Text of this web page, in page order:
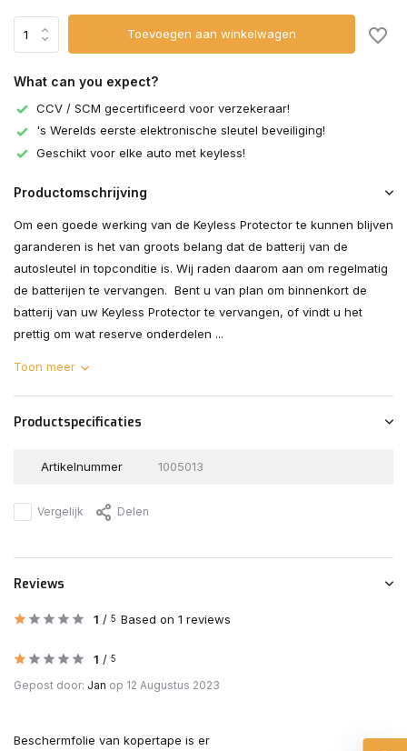
Toevoegen aan winkelwagen
What can you expect?
CCV / SCM gecertificeerd voor verzekeraar!
's Werelds eerste elektronische sleutel beveiliging!
Geschikt voor elke auto met keyless!
Productomschrijving
Om een goede werking van de Keyless Protector te kunnen blijven
garanderen is het van groots belang dat de batterij van de
autosleutel in topconditie is. Wij raden daarom aan om regelmatig
de batterijen te vervangen. Bent u van plan om binnenkort de
batterij van uw Keyless Protector te vervangen, of vindt u het
prettig om wat reserve onderdelen ...
Toon meer
Productspecificaties
Artikelnummer 1005013
Vergelijk Delen
Reviews
1 / 5 Based on 1 reviews
1 / 5
Gepost door: Jan op 12 Augustus 2023
Beschermfolie van kopertape is er